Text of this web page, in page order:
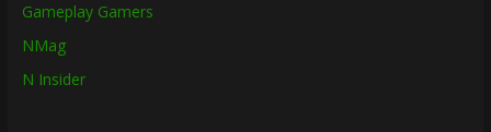
Gameplay Gamers
NMag
N Insider